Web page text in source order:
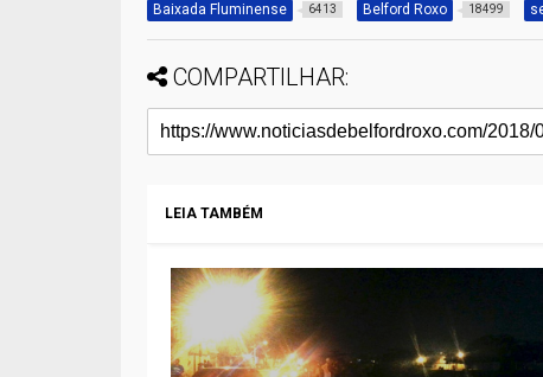
Baixada Fluminense 6413 Belford Roxo 18499
COMPARTILHAR:
LEIA TAMBÉM